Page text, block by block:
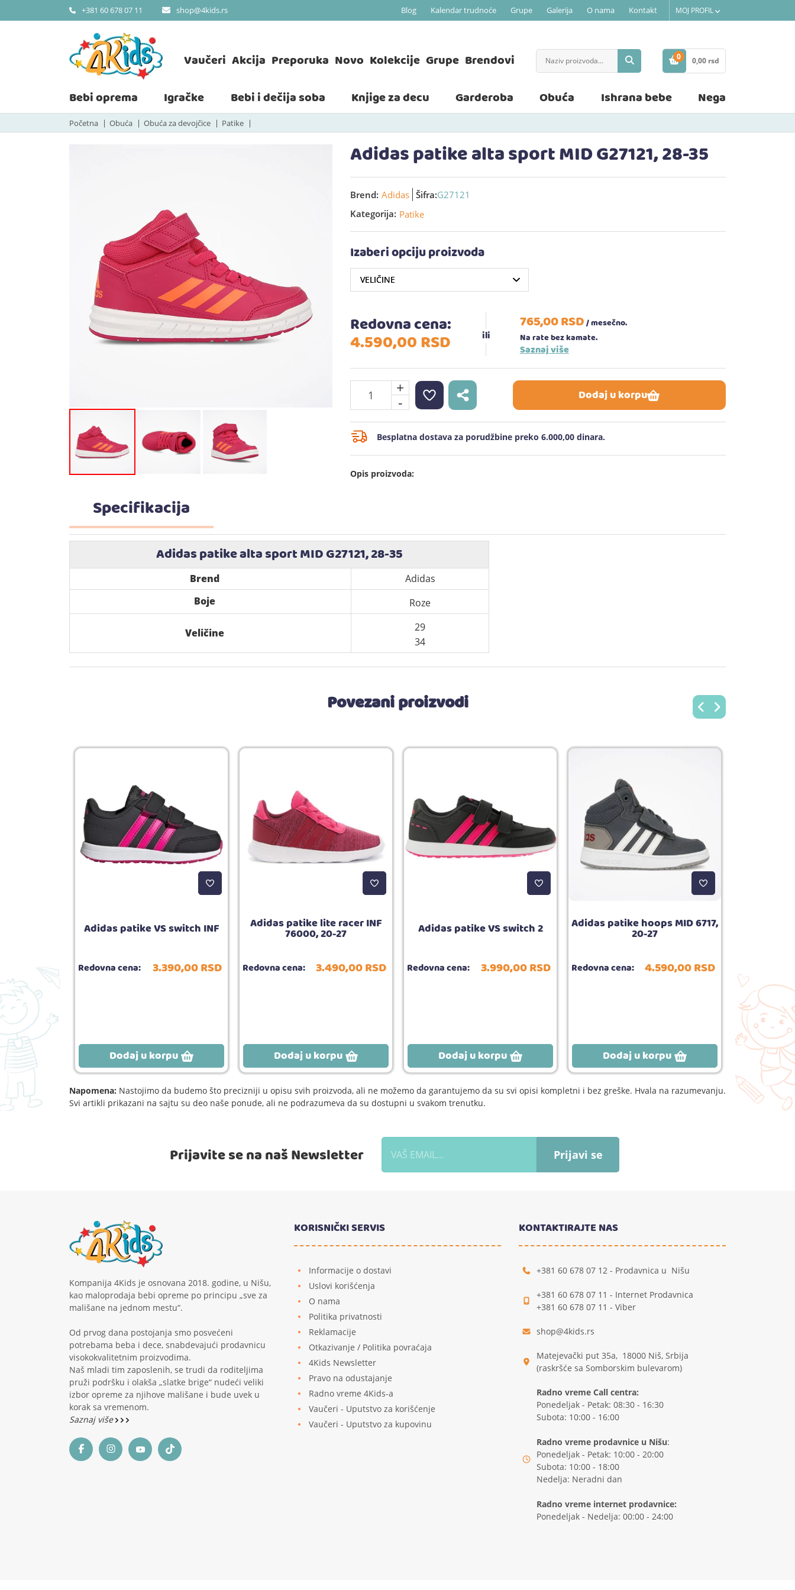
+381 60 678 07 11 shop@4kids.rs Blog Kalendar trudnoće Grupe Galerija O nama Kontakt MOJ PROFIL
Vaučeri Akcija Preporuka Novo Kolekcije Grupe Brendovi
0
STAVKE
0,00 rsd
Bebi oprema Igračke Bebi i dečija soba Knjige za decu Garderoba Obuća Ishrana bebe Nega
Početna Obuća Obuća za devojčice Patike
Adidas patike alta sport MID G27121, 28-35
Brend: Adidas Šifra:G27121
Kategorija: Patike
Izaberi opciju proizvoda
Redovna cena:
4.590,00RSD
765,00RSD/ mesečno.
Na rate bez kamate.
Saznaj više
+
- Dodaj u korpu
Besplatna dostava za porudžbine preko 6.000,00 dinara.
Opis proizvoda:
Specifikacija
Adidas patike alta sport MID G27121, 28-35
Brend
Adidas
Boje
Roze
Veličine
29
34
Povezani proizvodi
RSD
Adidas patike VS switch INF
Redovna cena: 3.390,00RSD
Dodaj u korpu
Adidas patike lite racer INF
76000, 20-27
Redovna cena: 3.490,00RSD
Dodaj u korpu
Adidas patike VS switch 2
Redovna cena: 3.990,00RSD
Dodaj u korpu
Adidas patike hoops MID 6717,
20-27
Redovna cena: 4.590,00RSD
Dodaj u korpu
Napomena: Nastojimo da budemo što precizniji u opisu svih proizvoda, ali ne možemo da garantujemo da su svi opisi kompletni i bez greške. Hvala na razumevanju.
Svi artikli prikazani na sajtu su deo naše ponude, ali ne podrazumeva da su dostupni u svakom trenutku.
Prijavite se na naš Newsletter Prijavi se
Kompanija 4Kids je osnovana 2018. godine, u Nišu,
kao maloprodaja bebi opreme po principu „sve za
mališane na jednom mestu“.
Od prvog dana postojanja smo posvećeni
potrebama beba i dece, snabdevajući prodavnicu
visokokvalitetnim proizvodima.
Naš mladi tim zaposlenih, se trudi da roditeljima
pruži podršku i olakša „slatke brige“ nudeći veliki
izbor opreme za njihove mališane i bude uvek u
korak sa vremenom.
Saznaj više
KORISNIČKI SERVIS
Informacije o dostavi
Uslovi korišćenja
O nama
Politika privatnosti
Reklamacije
Otkazivanje / Politika povraćaja
4Kids Newsletter
Pravo na odustajanje
Radno vreme 4Kids-a
Vaučeri - Uputstvo za korišćenje
Vaučeri - Uputstvo za kupovinu
KONTAKTIRAJTE NAS
+381 60 678 07 12 - Prodavnica u Nišu
+381 60 678 07 11 - Internet Prodavnica
+381 60 678 07 11 - Viber
shop@4kids.rs
Matejevački put 35a, 18000 Niš, Srbija
(raskršće sa Somborskim bulevarom)
Radno vreme Call centra:
Ponedeljak - Petak: 08:30 - 16:30
Subota: 10:00 - 16:00
Radno vreme prodavnice u Nišu:
Ponedeljak - Petak: 10:00 - 20:00
Subota: 10:00 - 18:00
Nedelja: Neradni dan
Radno vreme internet prodavnice:
Ponedeljak - Nedelja: 00:00 - 24:00